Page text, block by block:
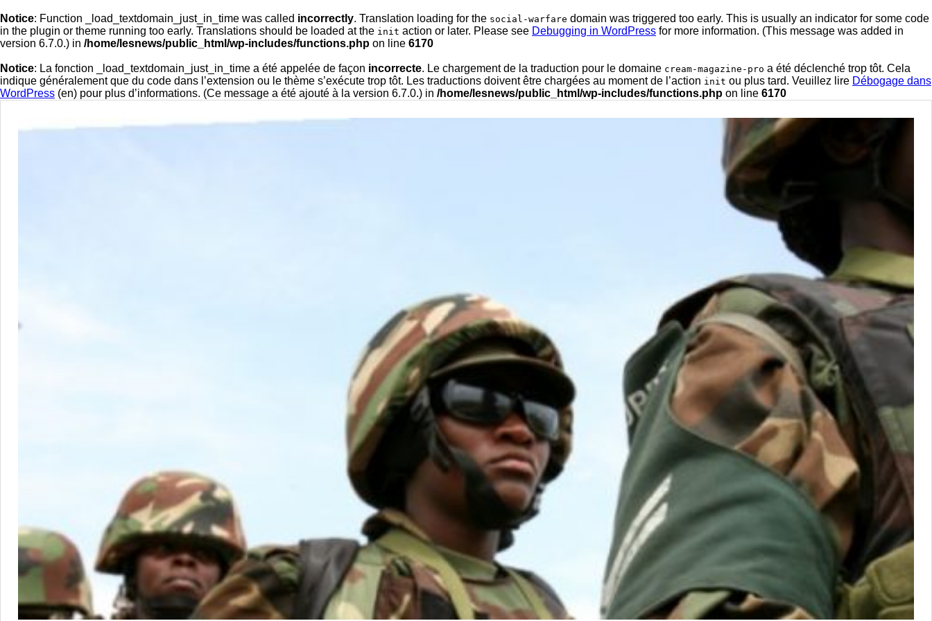
Notice: Function _load_textdomain_just_in_time was called incorrectly. Translation loading for the social-warfare domain was triggered too early. This is usually an indicator for some code
in the plugin or theme running too early. Translations should be loaded at the init action or later. Please see Debugging in WordPress for more information. (This message was added in
version 6.7.0.) in /home/lesnews/public_html/wp-includes/functions.php on line 6170
Notice: La fonction _load_textdomain_just_in_time a été appelée de façon incorrecte. Le chargement de la traduction pour le domaine cream-magazine-pro a été déclenché trop tôt. Cela
indique généralement que du code dans l’extension ou le thème s’exécute trop tôt. Les traductions doivent être chargées au moment de l’action init ou plus tard. Veuillez lire Débogage dans
WordPress (en) pour plus d’informations. (Ce message a été ajouté à la version 6.7.0.) in /home/lesnews/public_html/wp-includes/functions.php on line 6170